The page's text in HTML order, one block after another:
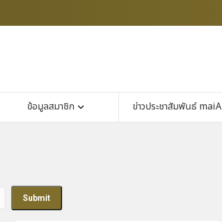
ข้อมูลสมาชิก ข่าวประชาสัมพันธ์ maiA